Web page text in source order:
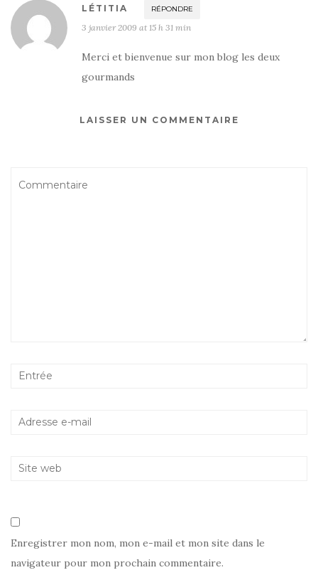
LÉTITIA RÉPONDRE
3 janvier 2009 at 15 h 31 min
Merci et bienvenue sur mon blog les deux
gourmands
LAISSER UN COMMENTAIRE
Enregistrer mon nom, mon e-mail et mon site dans le
navigateur pour mon prochain commentaire.